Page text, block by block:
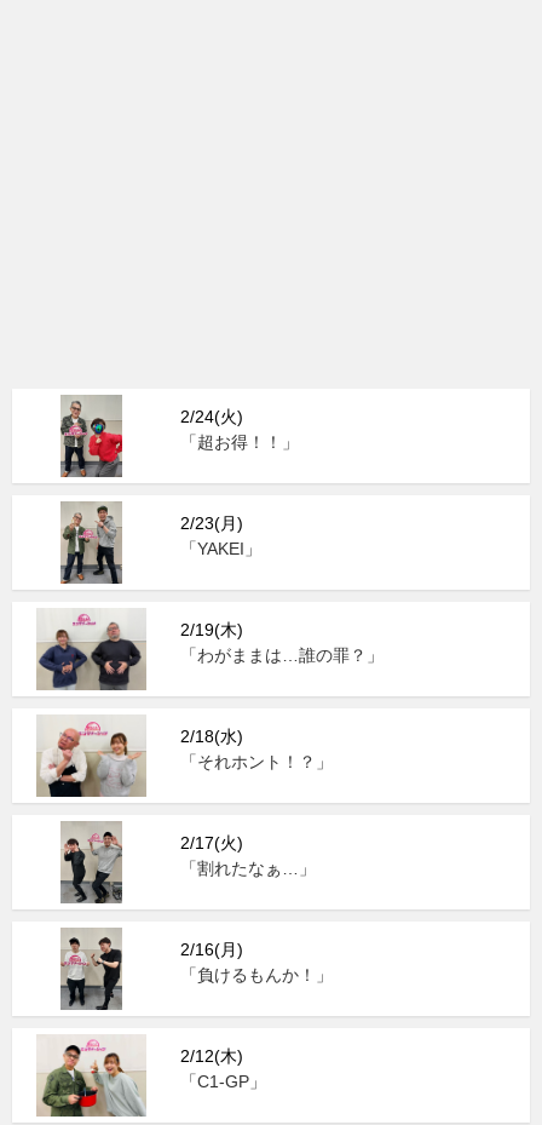
2/24(火)
「超お得！！」
2/23(月)
「YAKEI」
2/19(木)
「わがままは…誰の罪？」
2/18(水)
「それホント！？」
2/17(火)
「割れたなぁ…」
2/16(月)
「負けるもんか！」
2/12(木)
「C1-GP」